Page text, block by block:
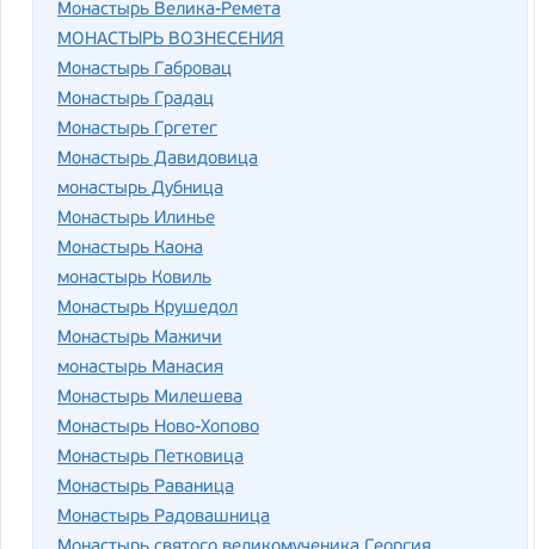
Монастырь Велика-Ремета
МОНАСТЫРЬ ВОЗНЕСЕНИЯ
Монастырь Габровац
Монастырь Градац
Монастырь Гргетег
Монастырь Давидовица
монастырь Дубница
Монастырь Илинье
Монастырь Каона
монастырь Ковиль
Монастырь Крушедол
Монастырь Мажичи
монастырь Манасия
Монастырь Милешева
Монастырь Ново-Хопово
Монастырь Петковица
Монастырь Раваница
Монастырь Радовашница